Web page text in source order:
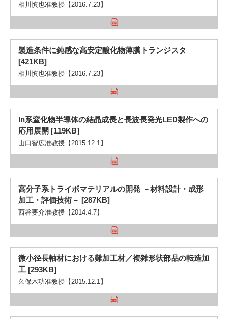
相川慎也准教授【2016.7.23】
製造条件に鈍感な高安定酸化物薄膜トランジスタ
[421KB]
相川慎也准教授【2016.7.23】
In系窒化物半導体の結晶成長と長波長発光LED製作への
応用展開 [119KB]
山口智広准教授【2015.12.1】
高分子系トライボマテリアルの開発 －材料設計・成形
加工・評価技術－ [287KB]
西谷要介准教授【2014.4.7】
微小径長軸材における難加工材／複雑形状部品の転造加
工 [293KB]
久保木功准教授【2015.12.1】